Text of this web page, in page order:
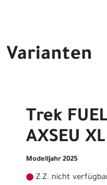
Varianten
Trek
AXSEU
Modelljahr 2025
Z.Z. nicht